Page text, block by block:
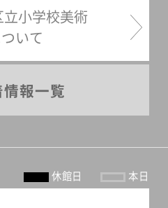
立小学校美術
いて
情報一覧
休館日 本日